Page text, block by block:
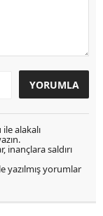
alakalı
inançlara saldırı
yazılmış yorumlar